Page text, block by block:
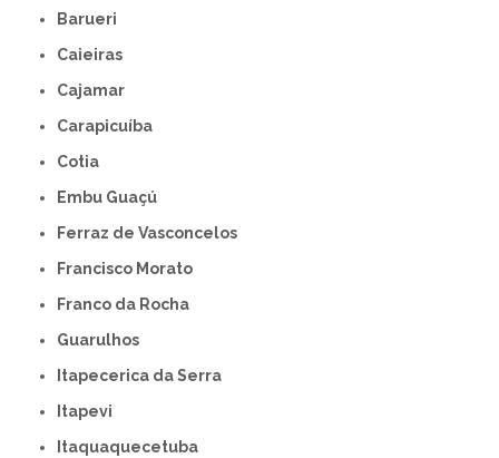
Barueri
Caieiras
Cajamar
Carapicuíba
Cotia
Embu Guaçú
Ferraz de Vasconcelos
Francisco Morato
Franco da Rocha
Guarulhos
Itapecerica da Serra
Itapevi
Itaquaquecetuba